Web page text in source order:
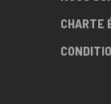
CHARTE